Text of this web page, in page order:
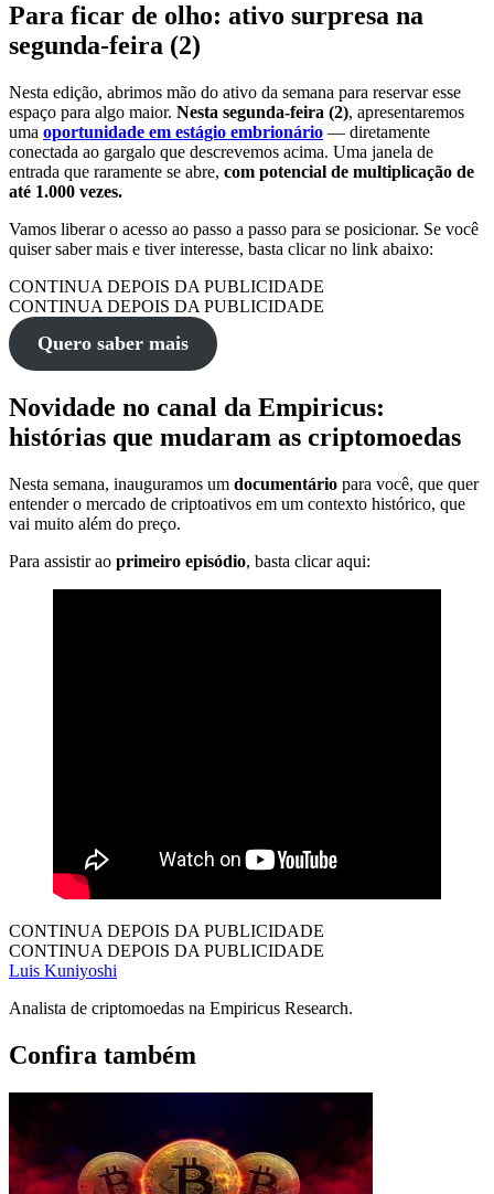
Para ficar de olho: ativo surpresa na
segunda-feira (2)
Nesta edição, abrimos mão do ativo da semana para reservar esse
espaço para algo maior. Nesta segunda-feira (2), apresentaremos
uma oportunidade em estágio embrionário — diretamente
conectada ao gargalo que descrevemos acima. Uma janela de
entrada que raramente se abre, com potencial de multiplicação de
até 1.000 vezes.
Vamos liberar o acesso ao passo a passo para se posicionar. Se você
quiser saber mais e tiver interesse, basta clicar no link abaixo:
CONTINUA DEPOIS DA PUBLICIDADE
CONTINUA DEPOIS DA PUBLICIDADE
Quero saber mais
Novidade no canal da Empiricus:
histórias que mudaram as criptomoedas
Nesta semana, inauguramos um documentário para você, que quer
entender o mercado de criptoativos em um contexto histórico, que
vai muito além do preço.
Para assistir ao primeiro episódio, basta clicar aqui:
CONTINUA DEPOIS DA PUBLICIDADE
CONTINUA DEPOIS DA PUBLICIDADE
Luis Kuniyoshi
Analista de criptomoedas na Empiricus Research.
Confira também